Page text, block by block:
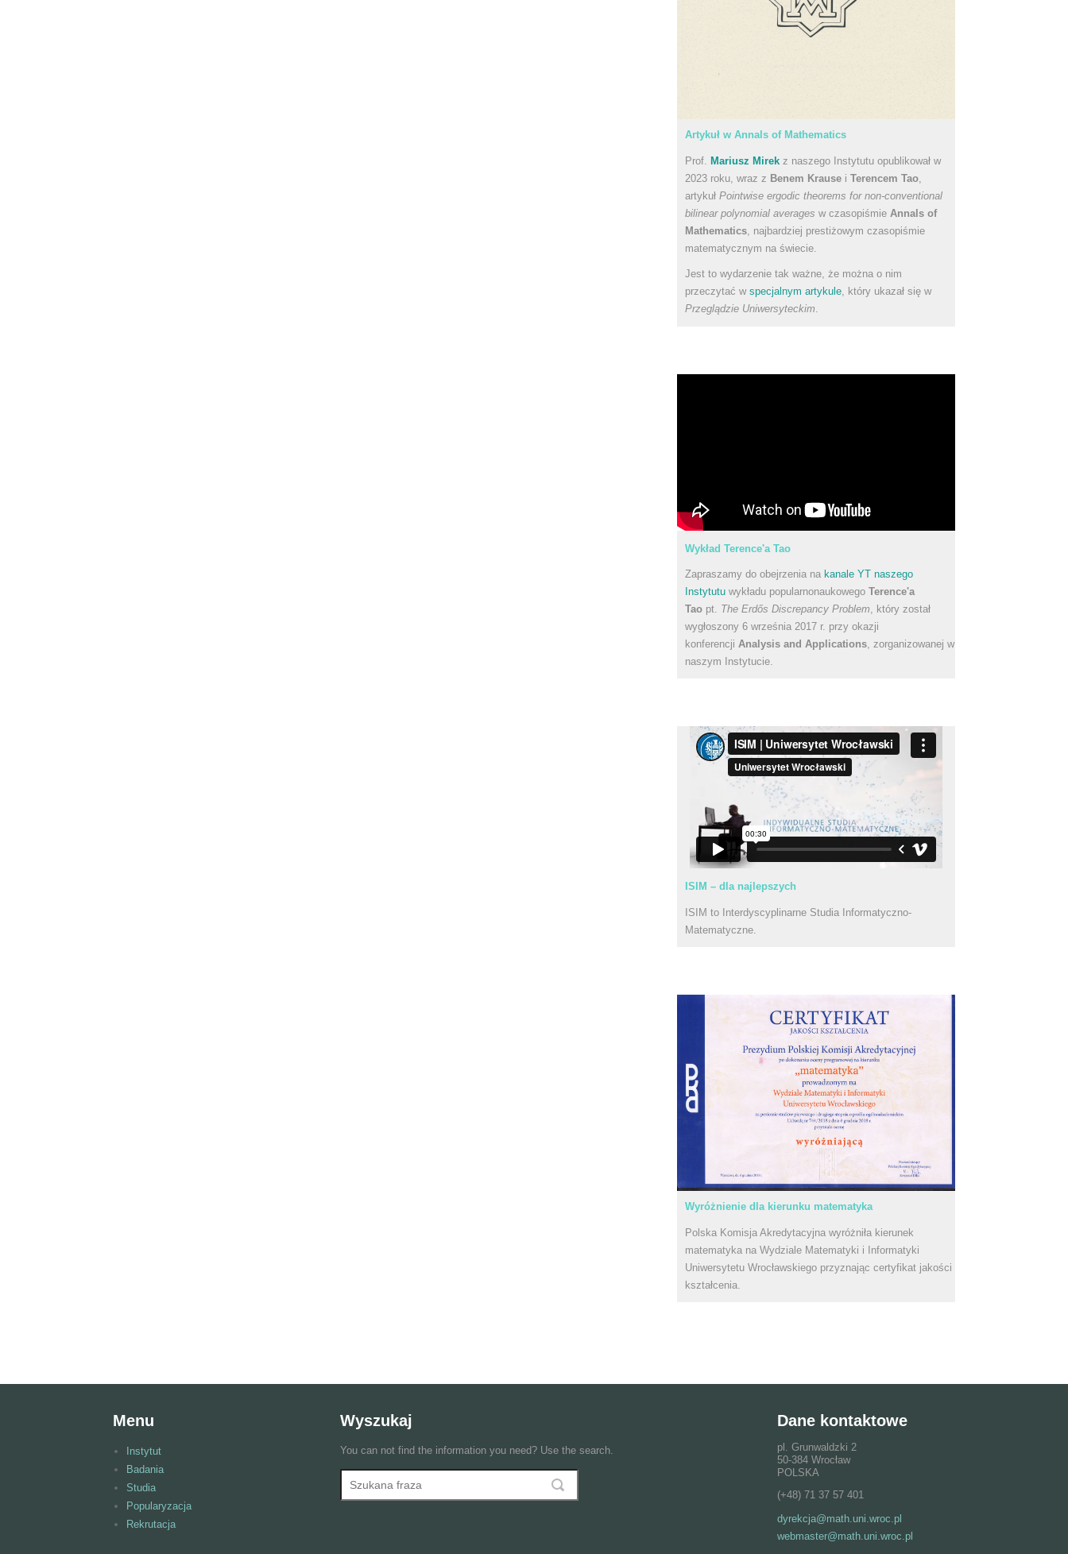
Artykuł w Annals of Mathematics
Prof. Mariusz Mirek z naszego Instytutu opublikował w
2023 roku, wraz z Benem Krause i Terencem Tao
artykuł Pointwise ergodic theorems for non-conventional
bilinear polynomial averages w czasopiśmie Annals of
Mathematics , najbardziej prestiżowym czasopiśmie
matematycznym na świecie.
Jest to wydarzenie tak ważne, że można o nim
przeczytać w specjalnym artykule, który ukazał się w
Przeglądzie Uniwersyteckim.
Wykład Terence'a Tao
Zapraszamy do obejrzenia na kanale YT naszego
Instytutu wykładu popularnonaukowego Terence'a
Tao pt. The Erdős Discrepancy Problem , który został
wygłoszony 6 września 2017 r. przy okazji
konferencji Analysis and Applications , zorganizowanej w
naszym Instytucie.
ISIM – dla najlepszych
ISIM to Interdyscyplinarne Studia Informatyczno-
Matematyczne.
Wyróżnienie dla kierunku matematyka
Polska Komisja Akredytacyjna wyróżniła kierunek
matematyka na Wydziale Matematyki i Informatyki
Uniwersytetu Wrocławskiego przyznając certyfikat jakości
kształcenia.
Menu
Instytut
Badania
Studia
Popularyzacja
Rekrutacja
Wyszukaj
You can not find the information you need? Use the search.
Formularz wyszukiwania
Wyszukaj
Dane kontaktowe
pl. Grunwaldzki 2
50-384 Wrocław
POLSKA
(+48) 71 37 57 401
dyrekcja@math.uni.wroc.pl
webmaster@math.uni.wroc.pl